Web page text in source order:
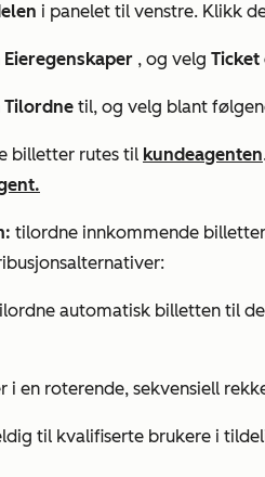
i panelet til venstre. Klikk
Eieregenskaper , og velg
Tilordne til, og velg blant
billetter rutes til kundeagenten
tilordne innkommende
automatisk billetten til
i en roterende, sekvensiell
til kvalifiserte brukere i